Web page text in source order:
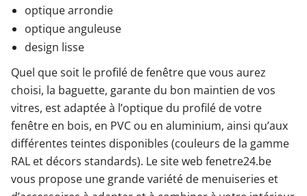
optique arrondie
optique anguleuse
design lisse
Quel que soit le profilé de fenêtre que vous aurez
choisi, la baguette, garante du bon maintien de vos
vitres, est adaptée à l’optique du profilé de votre
fenêtre en bois, en PVC ou en aluminium, ainsi qu’aux
différentes teintes disponibles (couleurs de la gamme
RAL et décors standards). Le site web fenetre24.be
vous propose une grande variété de menuiseries et